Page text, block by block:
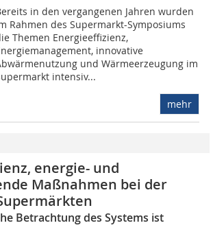
in den vergangenen Jahren wurden
Rahmen des Supermarkt-Symposiums
Themen Energieeffizienz,
innovative
und Wärmeerzeugung im
intensiv...
mehr
energie- und
Maßnahmen bei der
Betrachtung des Systems ist